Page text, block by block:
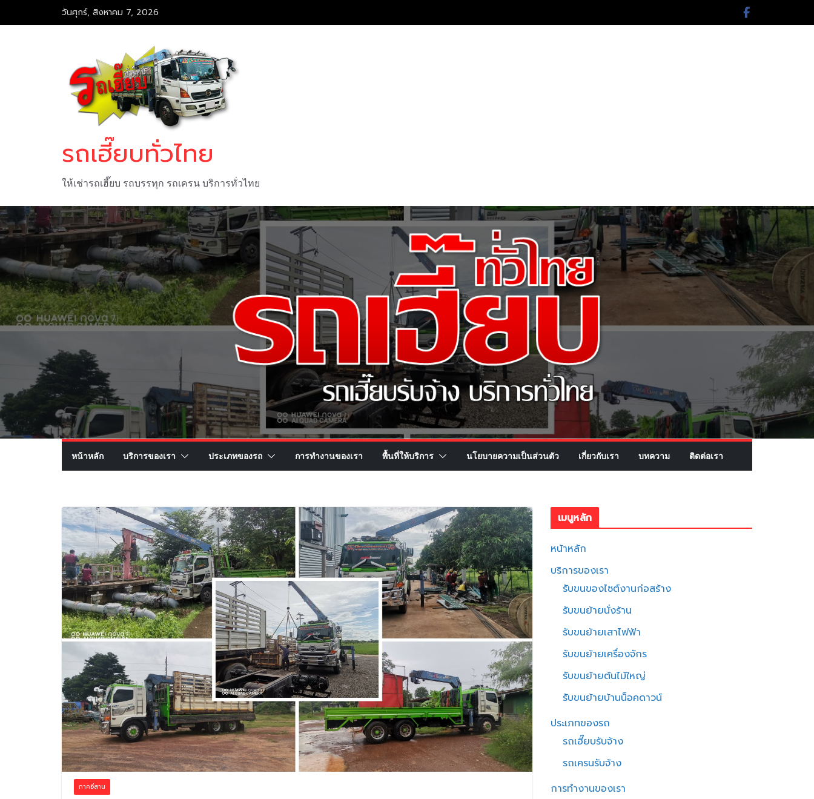
to
วันศุกร์, สิงหาคม 7, 2026
รถเฮี๊ยบทั่วไทย
ให้เช่ารถเฮี๊ยบ รถบรรทุก รถเครน บริการทั่วไทย
หน้าหลัก บริการของเรา ประเภทของรถ การทำงานของเรา พื้นที่ให้บริการ นโยบายความเป็นส่วนตัว เกี่ยวกับเรา บทความ ติดต่อเรา
ภาคอีสาน
เมนูหลัก
หน้าหลัก
บริการของเรา
รับขนของไซต์งานก่อสร้าง
รับขนย้ายนั่งร้าน
รับขนย้ายเสาไฟฟ้า
รับขนย้ายเครื่องจักร
รับขนย้ายต้นไม้ใหญ่
รับขนย้ายบ้านน็อคดาวน์
ประเภทของรถ
รถเฮี๊ยบรับจ้าง
รถเครนรับจ้าง
การทำงานของเรา